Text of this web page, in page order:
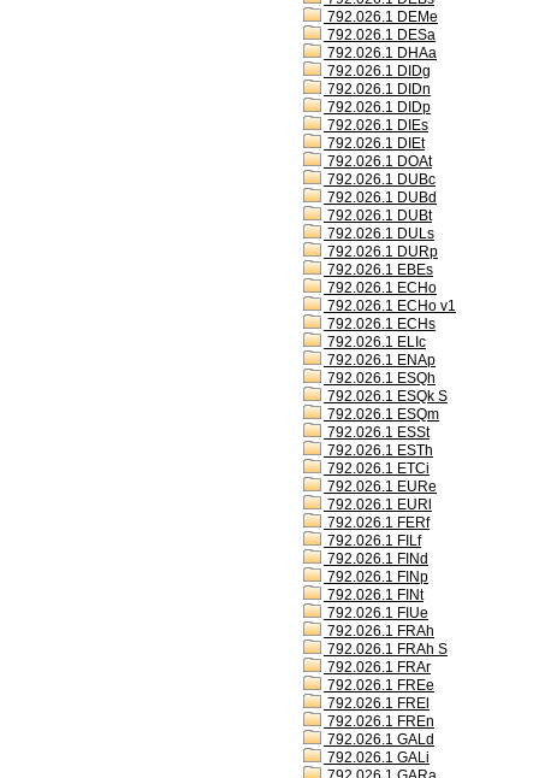
792.026.1 DEMe
792.026.1 DESa
792.026.1 DHAa
792.026.1 DIDg
792.026.1 DIDn
792.026.1 DIDp
792.026.1 DIEs
792.026.1 DIEt
792.026.1 DOAt
792.026.1 DUBc
792.026.1 DUBd
792.026.1 DUBt
792.026.1 DULs
792.026.1 DURp
792.026.1 EBEs
792.026.1 ECHo
792.026.1 ECHo v1
792.026.1 ECHs
792.026.1 ELIc
792.026.1 ENAp
792.026.1 ESQh
792.026.1 ESQk S
792.026.1 ESQm
792.026.1 ESSt
792.026.1 ESTh
792.026.1 ETCi
792.026.1 EURe
792.026.1 EURl
792.026.1 FERf
792.026.1 FILf
792.026.1 FINd
792.026.1 FINp
792.026.1 FINt
792.026.1 FIUe
792.026.1 FRAh
792.026.1 FRAh S
792.026.1 FRAr
792.026.1 FREe
792.026.1 FREl
792.026.1 FREn
792.026.1 GALd
792.026.1 GALi